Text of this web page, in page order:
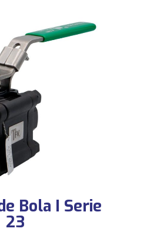
Bola I Serie
23